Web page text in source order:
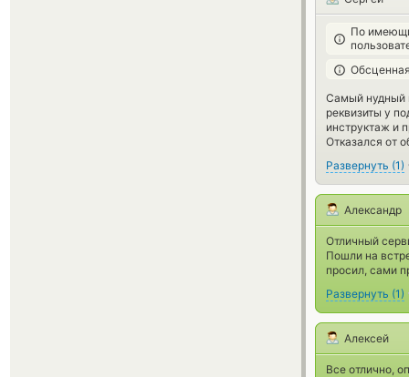
По
Самый нудный
реквизиты у
инструктаж и
Отказался от
Развернуть (1)
Александр
Отличный
Пошли на
просил, сами
Развернуть (1)
Алексей
Все отлично,